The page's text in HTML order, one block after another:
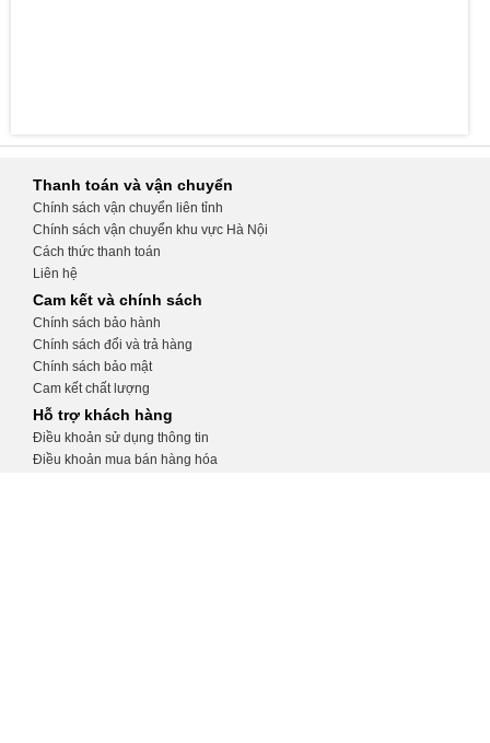
Thanh toán và vận chuyển
Chính sách vận chuyển liên tỉnh
Chính sách vận chuyển khu vực Hà Nội
Cách thức thanh toán
Liên hệ
Cam kết và chính sách
Chính sách bảo hành
Chính sách đổi và trả hàng
Chính sách bảo mật
Cam kết chất lượng
Hỗ trợ khách hàng
Điều khoản sử dụng thông tin
Điều khoản mua bán hàng hóa